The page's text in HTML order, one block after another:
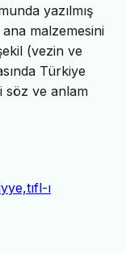
yazılmış
malzemesini
(vezin ve
Türkiye
söz ve anlam
ı